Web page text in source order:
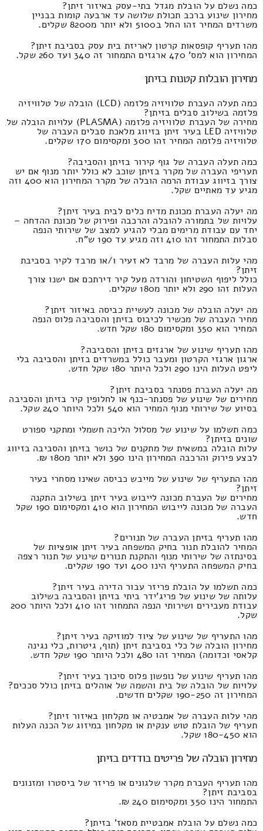
כמה נשלם על הובלת מגדל בתי-עסק באיזור זיתן?
מחירון שינוע ברכב תכולת שלושה עד ארבעה קומות בבניין
משרדים המחיר זהו החל ב5100 ולא יותר מ8200 שקלים.
מהו תעריף קופסאות קרטון לאריזת בית עסק בסביבת זיתן?
המחירון הוא למס' 470 ארגזים התמחור זה 340 ועד 260 שקל.
מחירון הובלות קטנות בזיתן
כמה תעלה העברת טלוויזיה פלזמה (LCD) הובלה של טלוויזיה
פלזמה בשילוב סבלים בזיתן?
מחירה של העברת טלוויזיה פלזמה (PLASMA) עלויות הובלה של
טלוויזיה LED בעיר זיתן בזיווג מלאכת סבלים העברה של
טלוויזיה פלזמה המחיר זהו 300 ומקסימום 170 שקלים.
כמה תעלה העברה של גוף קירור בזיתן והסביבה?
תעריפי העברה של מקרר בזיתן שוכב לא כולל יותר מנוף אם יש
צורך בזיווג עבודת הרמה הובלה של מקרר המחירון הוא 400 וזה
מגיע עד מאתיים שקל.
מה יעלה העברת מכונת מדיח כלים לבית בעיר זיתן?
עלויות של בתמורה להובלה והרכבה ופירוק של מכונת ההדחה –
יחד עם עבודת מרימים מבלי להגיע למצב של שירותי הנפה
סבלות התמחור זהו 410 וזה מגיע עד 190 ש"ח.
מהי עלות העברה של מרבד לא זעיר ו/או מרבד לקיר בסביבת
זיתן?
כולל ליפוף השטיחון והורדה מעל קיר דירתכם אם ישנו צורך
העלות זהו 290 ולא יותר מ180 שקלים.
מה יעלה הובלה של מכונה לעשיית כביסה באיזור זיתן?
מחיר העברה של מכשיר לכיבוס בזיתן והסביבה פלוס הנפה
המחיר הוא 350 ומקסימום 180 שקל חדש.
מהו תעריף שינוע של ארגזים בזיתן והסביבה?
ארגון ארגזי הקרטון ומעבר כולל במשרדים בזיתן והסביבה בלי
ליפט העלות הינו 290 ולכל היותר 180 שקל חדש.
מה יעלה העברת פסנתר בסביבת זיתן?
מחירים של שינוע של פסנתר-כנף או לחלופין קיר בזיתן והסביבה
בסיוע של שירותי מנוף המחיר הוא 540 ולכל היותר 240 שקל.
כמה תשלמו על שינוע של מסלול הליכה חשמלי ומתקני ספורט
שונים בזיתן?
עלות הובלה במשאית של מתקנים של כושר בזיתן והסביבה בזיווג
לבצע פירוק והרכבה המחירון הינו 390 ולא יותר מ180 ₪.
מהו התעריף של שינוע של מייבש כביסה שאינו מסחרי בעיר
זיתן?
מחירים של העברת מכונה לייבוש בעיר זיתן בשילוב התקנה
העברה של מכונה לייבוש המחירון הוא 410 ומקסימום 190 שקל
חדש.
מהו תעריף בזיתן העברה של תנורים?
המחיר להובלת תנור בחיק המשפחה בעיר זיתן אופציות של
בסינתזה של שירותי מנוף והתקנת תנורים שינוע של תנור רצפה
בחיק המשפחה התעריף הינו 400 ועד 190 שקלים.
כמה תשלמו על הובלת פריזר עבור הדירה בעיר זיתן?
עלותה של שינוע של פריג'ידר ביתי בזיתן והסביבה בשילוב
עבודת מעבירים ושירותי הנפה התמחור זהו 410 ולכל היותר 200
שקל.
מהו התעריף של שינוע של ציוד למוזיקה בעיר זיתן?
מחירון הובלה של כלי בסביבת זיתן (תוף, גיטרות, כלי נגינה
קלאסי וכדומה) המחיר זהו 480 ולכל היותר 190 שקל חדש.
מהו תעריף שינוע של נופשון פלוס סיכוך בעיר זיתן?
עלויות של הובלה של בית והשמה של אוהלים בזיתן כולל סככים?
המחירון זה 190-250 שקלים חדשים.
מהי עלות העברה של אמבטיה או מקלחון באיזור זיתן?
תעריף של הובלת טוש ענקית או מקלחון במיזוג של הכנה העלות
הוא 180-450 שקל.
מחירון הובלה של פריטים בודדים בזיתן
מהו תעריף העברת מקרר שלגונים או פריזר של ביסטרו ומזנונים
בסביבת זיתן?
התמחור הינו 350 ומקסימום 240 ₪.
כמה נשלם על הובלת אמבטיית מסאז' בזיתן?